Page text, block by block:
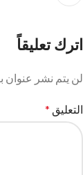
اترك تعليقاً
لن يتم نشر عنوان
التعليق *